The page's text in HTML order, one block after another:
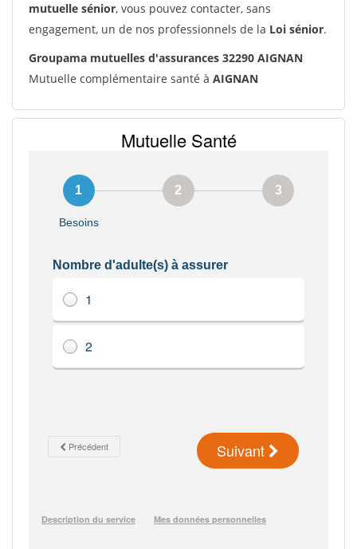
mutuelle sénior, vous pouvez contacter, sans
engagement, un de nos professionnels de la Loi sénior.
Groupama mutuelles d'assurances 32290 AIGNAN
Mutuelle complémentaire santé à AIGNAN